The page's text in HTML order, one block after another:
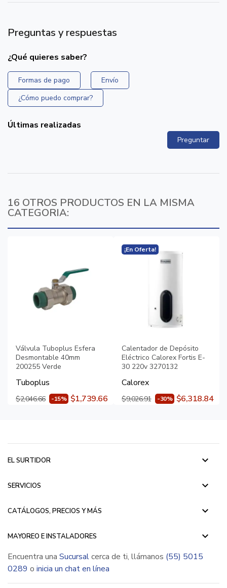
Preguntas y respuestas
¿Qué quieres saber?
Formas de pago
Envío
¿Cómo puedo comprar?
Últimas realizadas
Preguntar
16 OTROS PRODUCTOS EN LA MISMA
CATEGORIA:
Válvula Tuboplus Esfera
Desmontable 40mm
200255 Verde
Tuboplus
$2,046.66 -15% $1,739.66
¡En Oferta!
Calentador de Depósito
Eléctrico Calorex Fortis E-
30 220v 3270132
Calorex
$9,026.91 -30% $6,318.84
EL SURTIDOR keyboard_arrow_down
SERVICIOS keyboard_arrow_down
CATÁLOGOS, PRECIOS Y MÁS keyboard_arrow_down
MAYOREO E INSTALADORES keyboard_arrow_down
Encuentra una Sucursalcerca de ti, llámanos (55) 5015
0289 o inicia un chat en línea